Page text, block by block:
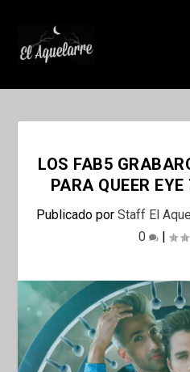
LOS FAB5
PARA QUEER
Publicado por Staff El
0
|